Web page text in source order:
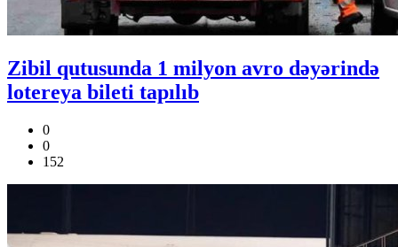
Zibil qutusunda 1 milyon avro dəyərində
lotereya bileti tapılıb
0
0
152